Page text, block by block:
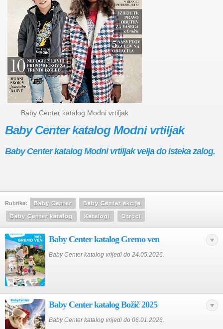
Baby Center katalog Modni vrtiljak
Baby Center katalog Modni vrtiljak
Baby Center katalog Modni vrtiljak velja do isteka zalog.
Rubrike: Baby Center Baby Center akcija
Baby Center katalog Katalogi Otroci
Baby Center katalog Gremo ven
Baby Center katalog vrijedi do 24.05.2026.
Baby Center katalog Božič 2025
Baby Center katalog vrijedi do 06.01.2026.